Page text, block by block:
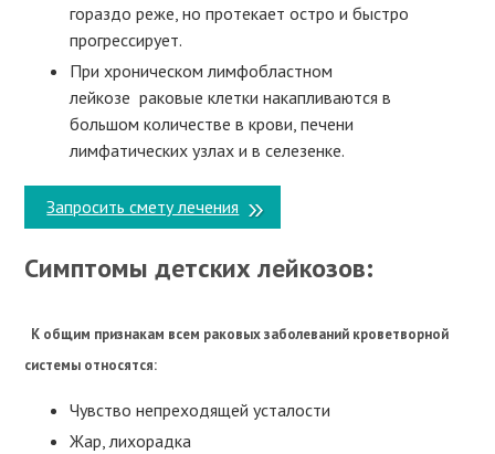
гораздо реже, но протекает остро и быстро
прогрессирует.
При хроническом лимфобластном
лейкозе раковые клетки накапливаются в
большом количестве в крови, печени
лимфатических узлах и в селезенке.
Запросить смету лечения
Симптомы детских лейкозов:
К общим признакам всем раковых заболеваний кроветворной
системы относятся:
Чувство непреходящей усталости
Жар, лихорадка